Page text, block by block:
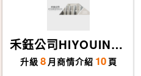
禾鈺公司HIYOUIND
USTRIALCO.
升級 8 月商情介紹 10 頁